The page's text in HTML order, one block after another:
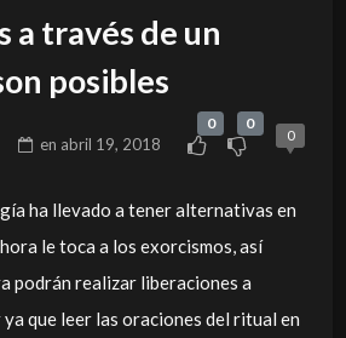
a través de un
posibles
en abril 19, 2018
0 0
0
ha llevado a tener alternativas en
le toca a los exorcismos, así
podrán realizar liberaciones a
que leer las oraciones del ritual en